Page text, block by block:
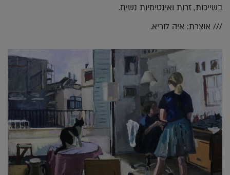
בשייכות, זרות ואינטימיות נשית.
/// אוצרת: איה לוריא.